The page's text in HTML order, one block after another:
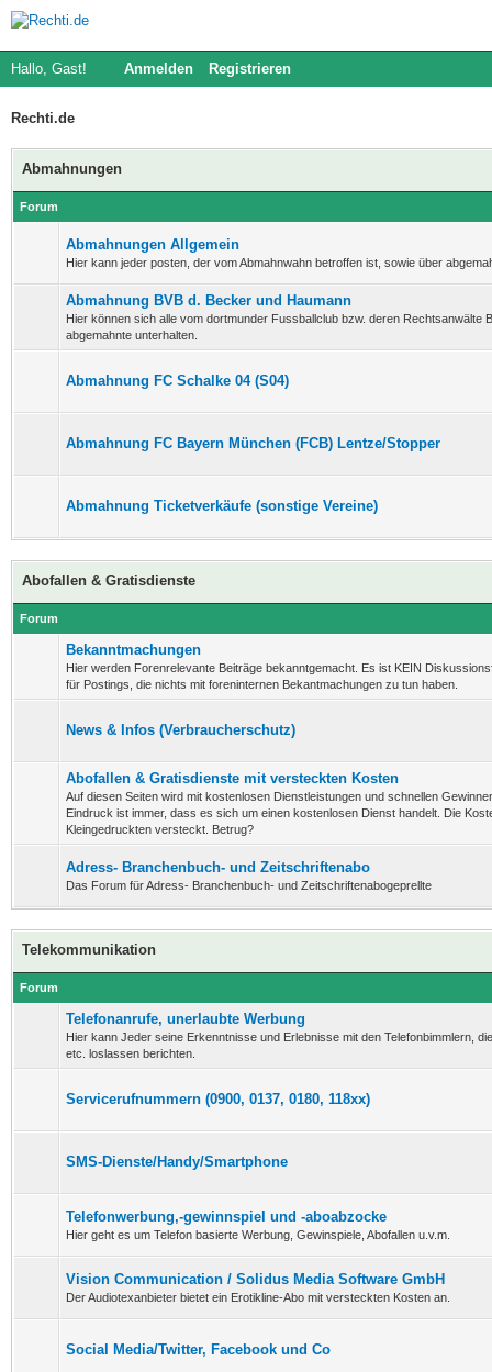
Hallo, Gast! Anmelden Registrieren
Rechti.de
Abmahnungen
Forum
Abmahnungen Allgemein
Hier kann jeder posten, der vom Abmahnwahn betroffen ist, sowie über
Abmahnung BVB d. Becker und Haumann
Hier können sich alle vom dortmunder Fussballclub bzw. deren Rechtsanwälte
abgemahnte unterhalten.
Abmahnung FC Schalke 04 (S04)
Abmahnung FC Bayern München (FCB) Lentze/Stopper
Abmahnung Ticketverkäufe (sonstige Vereine)
Abofallen & Gratisdienste
Forum
Bekanntmachungen
Hier werden Forenrelevante Beiträge bekanntgemacht. Es ist KEIN
für Postings, die nichts mit foreninternen Bekantmachungen zu tun haben.
News & Infos (Verbraucherschutz)
Abofallen & Gratisdienste mit versteckten Kosten
Auf diesen Seiten wird mit kostenlosen Dienstleistungen und schnellen
Eindruck ist immer, dass es sich um einen kostenlosen Dienst handelt. Die
Kleingedruckten versteckt. Betrug?
Adress- Branchenbuch- und Zeitschriftenabo
Das Forum für Adress- Branchenbuch- und Zeitschriftenabogeprellte
Telekommunikation
Forum
Telefonanrufe, unerlaubte Werbung
Hier kann Jeder seine Erkenntnisse und Erlebnisse mit den Telefonbimmlern,
etc. loslassen berichten.
Servicerufnummern (0900, 0137, 0180, 118xx)
SMS-Dienste/Handy/Smartphone
Telefonwerbung,-gewinnspiel und -aboabzocke
Hier geht es um Telefon basierte Werbung, Gewinspiele, Abofallen u.v.m.
Vision Communication / Solidus Media Software GmbH
Der Audiotexanbieter bietet ein Erotikline-Abo mit versteckten Kosten an.
Social Media/Twitter, Facebook und Co